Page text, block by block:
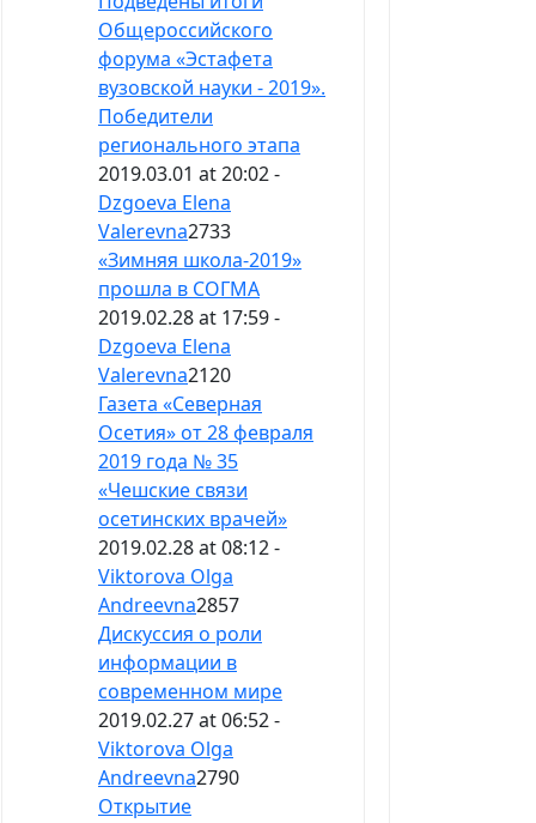
Общероссийского
форума «Эстафета
вузовской науки - 2019».
Победители
регионального этапа
2019.03.01 at 20:02 -
Dzgoeva Elena
Valerevna2733
«Зимняя школа-2019»
прошла в СОГМА
2019.02.28 at 17:59 -
Dzgoeva Elena
Valerevna2120
Газета «Северная
Осетия» от 28 февраля
2019 года № 35
«Чешские связи
осетинских врачей»
2019.02.28 at 08:12 -
Viktorova Olga
Andreevna2857
Дискуссия о роли
информации в
современном мире
2019.02.27 at 06:52 -
Viktorova Olga
Andreevna2790
Открытие